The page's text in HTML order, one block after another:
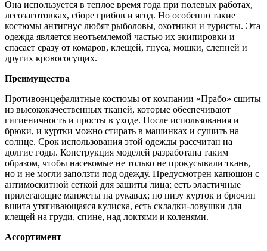
Она используется в теплое время года при полевых работах,
лесозаготовках, сборе грибов и ягод. Но особенно такие
костюмы антигнус любят рыболовы, охотники и туристы. Эта
одежда является неотъемлемой частью их экипировки и
спасает сразу от комаров, клещей, гнуса, мошки, слепней и
других кровососущих.
Преимущества
Противоэнцефалитные костюмы от компании «Прабо» сшиты
из высококачественных тканей, которые обеспечивают
гигиеничность и просты в уходе. После использования и
брюки, и куртки можно стирать в машинках и сушить на
солнце. Срок использования этой одежды рассчитан на
долгие годы. Конструкция моделей разработана таким
образом, чтобы насекомые не только не прокусывали ткань,
но и не могли заползти под одежду. Предусмотрен капюшон с
антимоскитной сеткой для защиты лица; есть эластичные
прилегающие манжеты на рукавах; по низу курток и брючин
вшита утягивающаяся кулиска, есть складки-ловушки для
клещей на груди, спине, над локтями и коленями.
Ассортимент